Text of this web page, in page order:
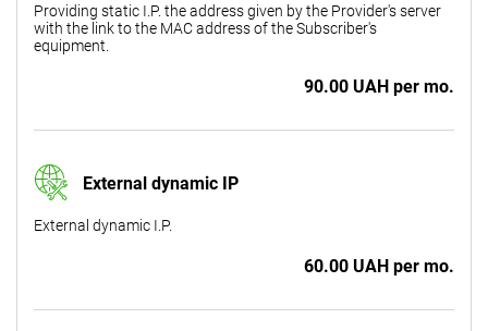
Providing static I.P. the address given by the Provider's server
with the link to the MAC address of the Subscriber's
equipment.
90.00 UAH per mo.
External dynamic IP
External dynamic I.P.
60.00 UAH per mo.